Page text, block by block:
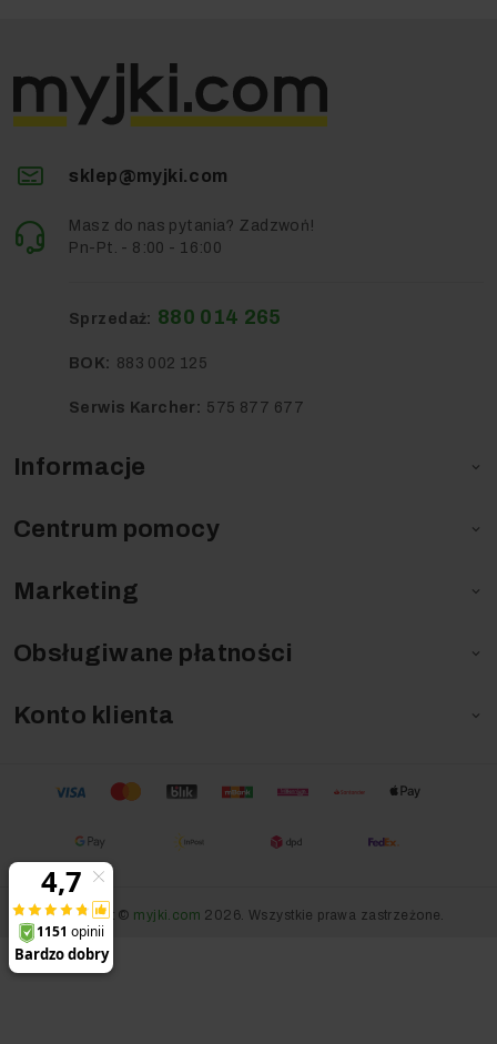
Informacje 
Centrum pomocy 
Marketing 
Obsługiwane płatności 
Konto klienta 
sklep@myjki.com
Masz do nas pytania? Zadzwoń!
Pn-Pt. - 8:00 - 16:00
Sprzedaż: 880 014 265
BOK: 883 002 125
Serwis Karcher: 575 877 677
Copyright © myjki.com 2026. Wszystkie prawa zastrzeżone.